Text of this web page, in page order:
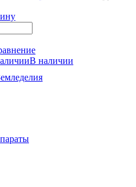
В наличии